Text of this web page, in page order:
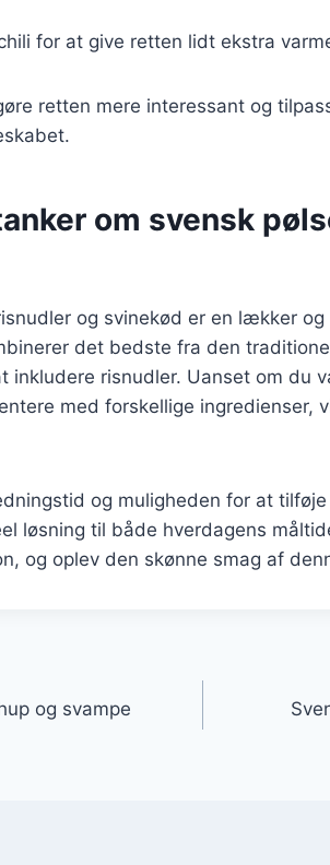
for at give retten lidt ekstra
retten mere interessant og
om svensk
og svinekød er en lækker
det bedste fra den
inkludere risnudler. Uanset om du
med forskellige ingredienser,
og muligheden for at
løsning til både hverdagens
og oplev den skønne smag af
og svampe